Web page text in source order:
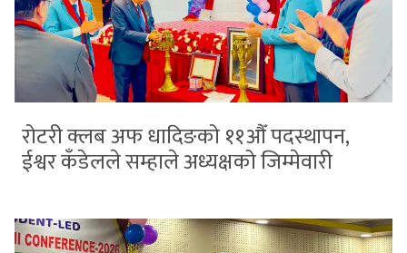
रोटरी क्लब अफ धादिङको ११औँ पदस्थापन,
ईश्वर कँडेलले सम्हाले अध्यक्षको जिम्मेवारी